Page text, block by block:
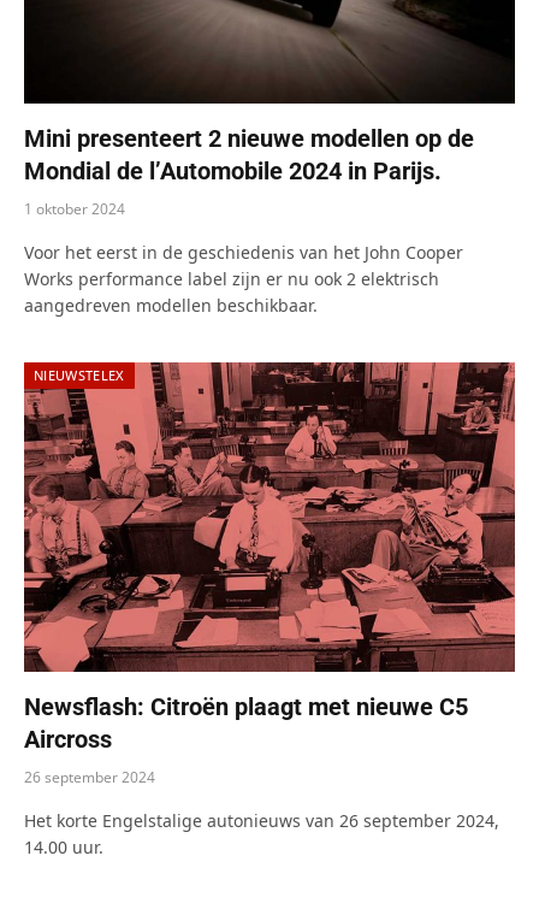
Mini presenteert 2 nieuwe modellen op de
Mondial de l’Automobile 2024 in Parijs.
1 oktober 2024
Voor het eerst in de geschiedenis van het John Cooper
Works performance label zijn er nu ook 2 elektrisch
aangedreven modellen beschikbaar.
NIEUWSTELEX
Newsflash: Citroën plaagt met nieuwe C5
Aircross
26 september 2024
Het korte Engelstalige autonieuws van 26 september 2024,
14.00 uur.